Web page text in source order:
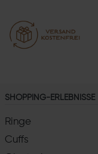
SHOPPING-ERLEBNISSE
Ringe
Cuffs